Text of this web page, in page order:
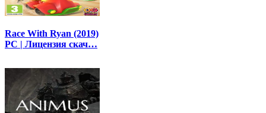
Race With Ryan (2019)
PC | Лицензия скач…